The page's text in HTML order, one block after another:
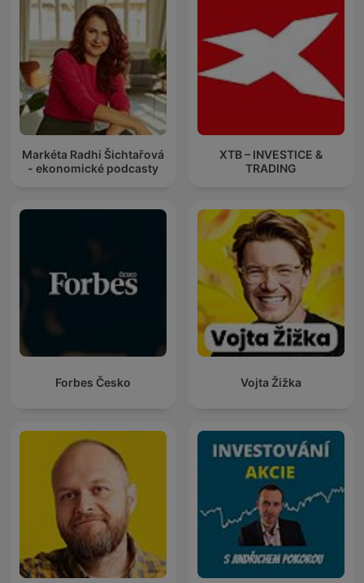
Markéta Radhi Šichtařová
- ekonomické podcasty
XTB – INVESTICE &
TRADING
Forbes Česko Vojta Žižka